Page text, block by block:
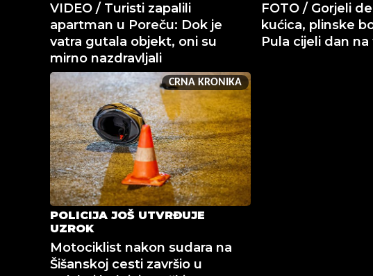
VIDEO / Turisti zapalili
apartman u Poreču: Dok je
vatra gutala objekt, oni su
mirno nazdravljali
FOTO / Gorjeli
kućica, plinske
Pula cijeli dan
CRNA KRONIKA
POLICIJA JOŠ UTVRĐUJE
UZROK
Motociklist nakon sudara na
Šišanskoj cesti završio u